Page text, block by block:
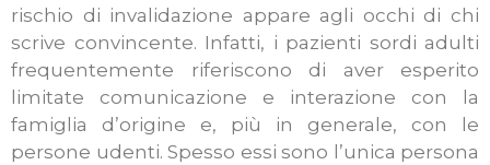
rischio di invalidazione appare agli occhi di chi
scrive convincente. Infatti, i pazienti sordi adulti
frequentemente riferiscono di aver esperito
limitate comunicazione e interazione con la
famiglia d’origine e, più in generale, con le
persone udenti. Spesso essi sono l’unica persona